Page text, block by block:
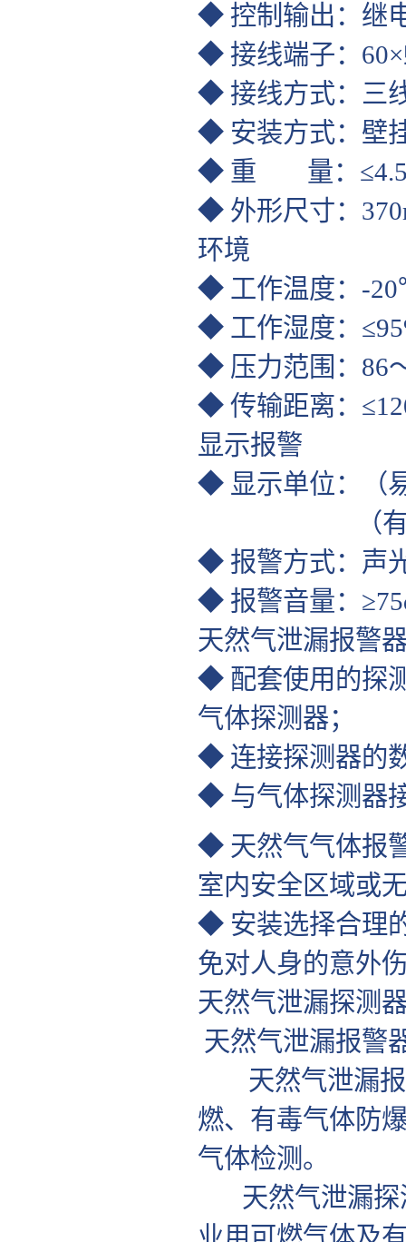
◆ 控制输出：继
◆ 接线端子：60×
◆ 接线方式：三
◆ 安装方式：壁
◆ 重 量：
◆ 外形尺寸：
环境
◆ 工作温度：-
◆ 工作湿度：
◆ 压力范围：86
◆ 传输距离：
显示报警
◆ 显示单位：（
（有毒有
◆ 报警方式：声
◆ 报警音量：
天然气泄漏报警
◆ 配套使用的探
气体探测器；
◆ 连接探测器的
◆ 与气体探测器
◆ 天然气气体报
室内安全区域或
◆ 安装选择合理
免对人身的意外
天然气泄漏探测
天然气泄漏报警
天然气泄漏报
燃、有毒气体防
气体检测。
天然气泄漏探